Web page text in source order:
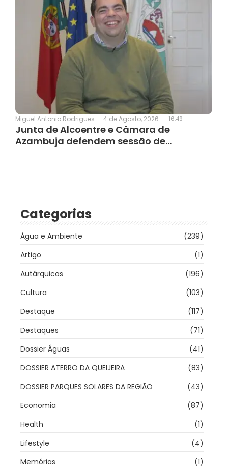
Miguel Antonio Rodrigues - 4 de Agosto, 2026 - 16:49
Junta de Alcoentre e Câmara de
Azambuja defendem sessão de…
Categorias
Água e Ambiente
(239)
Artigo
(1)
Autárquicas
(196)
Cultura
(103)
Destaque
(117)
Destaques
(71)
Dossier Águas
(41)
DOSSIER ATERRO DA QUEIJEIRA
(83)
DOSSIER PARQUES SOLARES DA REGIÃO
(43)
Economia
(87)
Health
(1)
Lifestyle
(4)
Memórias
(1)